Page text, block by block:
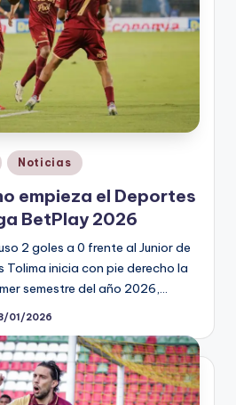
Noticias
empieza el Deportes
BetPlay 2026
2 goles a 0 frente al Junior de
Tolima inicia con pie derecho la
semestre del año 2026,…
01/2026